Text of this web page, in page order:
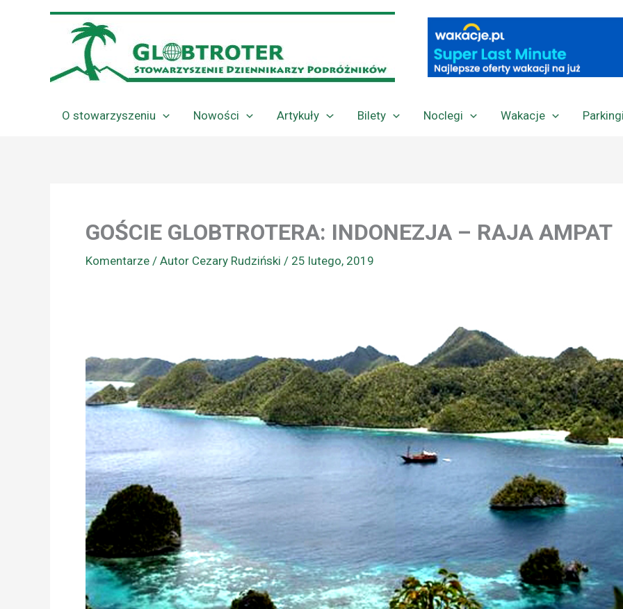
O stowarzyszeniu Nowości Artykuły Bilety Noclegi Wakacje
GOŚCIE GLOBTROTERA: INDONEZJA – RAJA AMPAT
Komentarze / Autor Cezary Rudziński / 25 lutego, 2019